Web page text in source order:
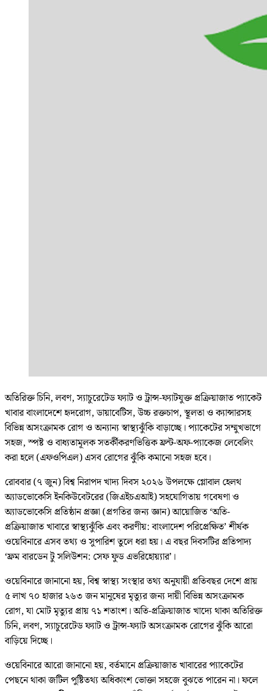
অতিরিক্ত চিনি, লবণ, স্যাচুরেটেড ফ্যাট ও ট্রান্স-ফ্যাটযুক্ত প্রক্রিয়াজাত প্যাকেট
খাবার বাংলাদেশে হৃদরোগ, ডায়াবেটিস, উচ্চ রক্তচাপ, স্থূলতা ও ক্যান্সারসহ
বিভিন্ন অসংক্রামক রোগ ও অন্যান্য স্বাস্থ্যঝুঁকি বাড়াচ্ছে। প্যাকেটের সম্মুখভাগে
সহজ, স্পষ্ট ও বাধ্যতামূলক সতর্কীকরণভিত্তিক ফ্রন্ট-অফ-প্যাকেজ লেবেলিং
করা হলে (এফওপিএল) এসব রোগের ঝুঁকি কমানো সহজ হবে।
রোববার (৭ জুন) বিশ্ব নিরাপদ খাদ্য দিবস ২০২৬ উপলক্ষে গ্লোবাল হেলথ
অ্যাডভোকেসি ইনকিউবেটরের (জিএইচএআই) সহযোগিতায় গবেষণা ও
অ্যাডভোকেসি প্রতিষ্ঠান প্রজ্ঞা (প্রগতির জন্য জ্ঞান) আয়োজিত ‘অতি-
প্রক্রিয়াজাত খাবারে স্বাস্থ্যঝুঁকি এবং করণীয়: বাংলাদেশ পরিপ্রেক্ষিত’ শীর্ষক
ওয়েবিনারে এসব তথ্য ও সুপারিশ তুলে ধরা হয়। এ বছর দিবসটির প্রতিপাদ্য
‘ফ্রম বারডেন টু সলিউশন: সেফ ফুড এভরিহোয়্যার’।
ওয়েবিনারে জানানো হয়, বিশ্ব স্বাস্থ্য সংস্থার তথ্য অনুযায়ী প্রতিবছর দেশে প্রায়
৫ লাখ ৭০ হাজার ২৬৩ জন মানুষের মৃত্যুর জন্য দায়ী বিভিন্ন অসংক্রামক
রোগ, যা মোট মৃত্যুর প্রায় ৭১ শতাংশ। অতি-প্রক্রিয়াজাত খাদ্যে থাকা অতিরিক্ত
চিনি, লবণ, স্যাচুরেটেড ফ্যাট ও ট্রান্স-ফ্যাট অসংক্রামক রোগের ঝুঁকি আরো
বাড়িয়ে দিচ্ছে।
ওয়েবিনারে আরো জানানো হয়, বর্তমানে প্রক্রিয়াজাত খাবারের প্যাকেটের
পেছনে থাকা জটিল পুষ্টিতথ্য অধিকাংশ ভোক্তা সহজে বুঝতে পারেন না। ফলে